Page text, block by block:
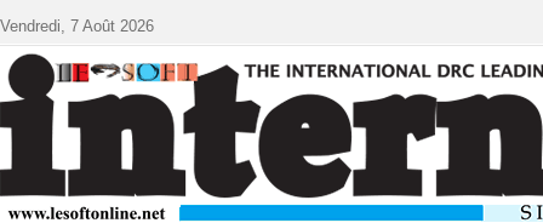
Vendredi, 7 Août 2026